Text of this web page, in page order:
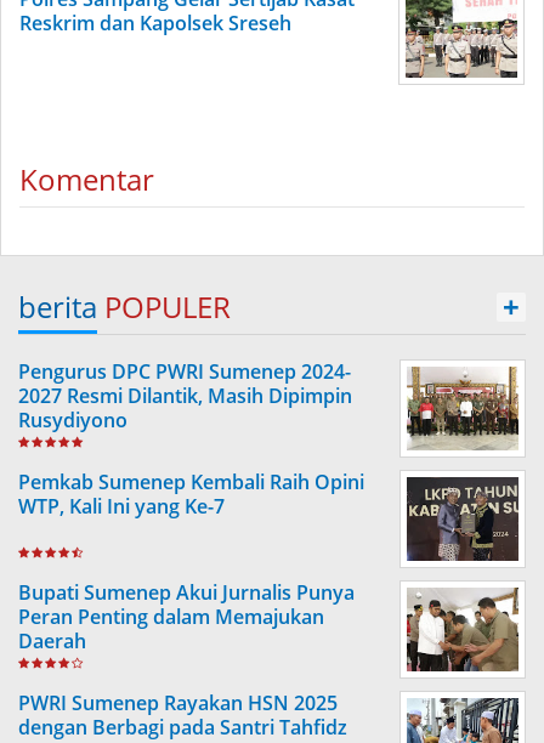
Reskrim dan Kapolsek Sreseh
Komentar
berita POPULER +
Pengurus DPC PWRI Sumenep 2024-
2027 Resmi Dilantik, Masih Dipimpin
Rusydiyono
Pemkab Sumenep Kembali Raih Opini
WTP, Kali Ini yang Ke-7
Bupati Sumenep Akui Jurnalis Punya
Peran Penting dalam Memajukan
Daerah
PWRI Sumenep Rayakan HSN 2025
dengan Berbagi pada Santri Tahfidz